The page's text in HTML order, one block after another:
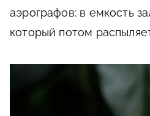
аэрографов: в емкость
который потом